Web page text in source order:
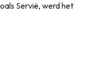
Servië, werd het